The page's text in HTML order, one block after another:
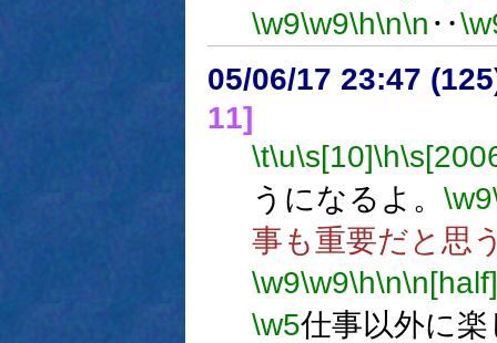
\w9\w9\h\n\n ‥
05/06/17 23:47
11]
\t\u\s[10]\h
うになるよ。 \w9
事も重要だと思
\w9\w9\h\n\n[half]
\w5仕事以外に